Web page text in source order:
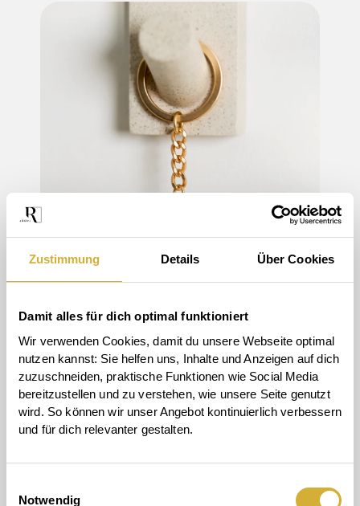
Zustimmung Details Über Cookies
Damit alles für dich optimal funktioniert
Wir verwenden Cookies, damit du unsere Webseite optimal
nutzen kannst: Sie helfen uns, Inhalte und Anzeigen auf dich
zuzuschneiden, praktische Funktionen wie Social Media
bereitzustellen und zu verstehen, wie unsere Seite genutzt
wird. So können wir unser Angebot kontinuierlich verbessern
und für dich relevanter gestalten.
Notwendig
mit: durch Türen, auf neue Wege und wieder zurück nach